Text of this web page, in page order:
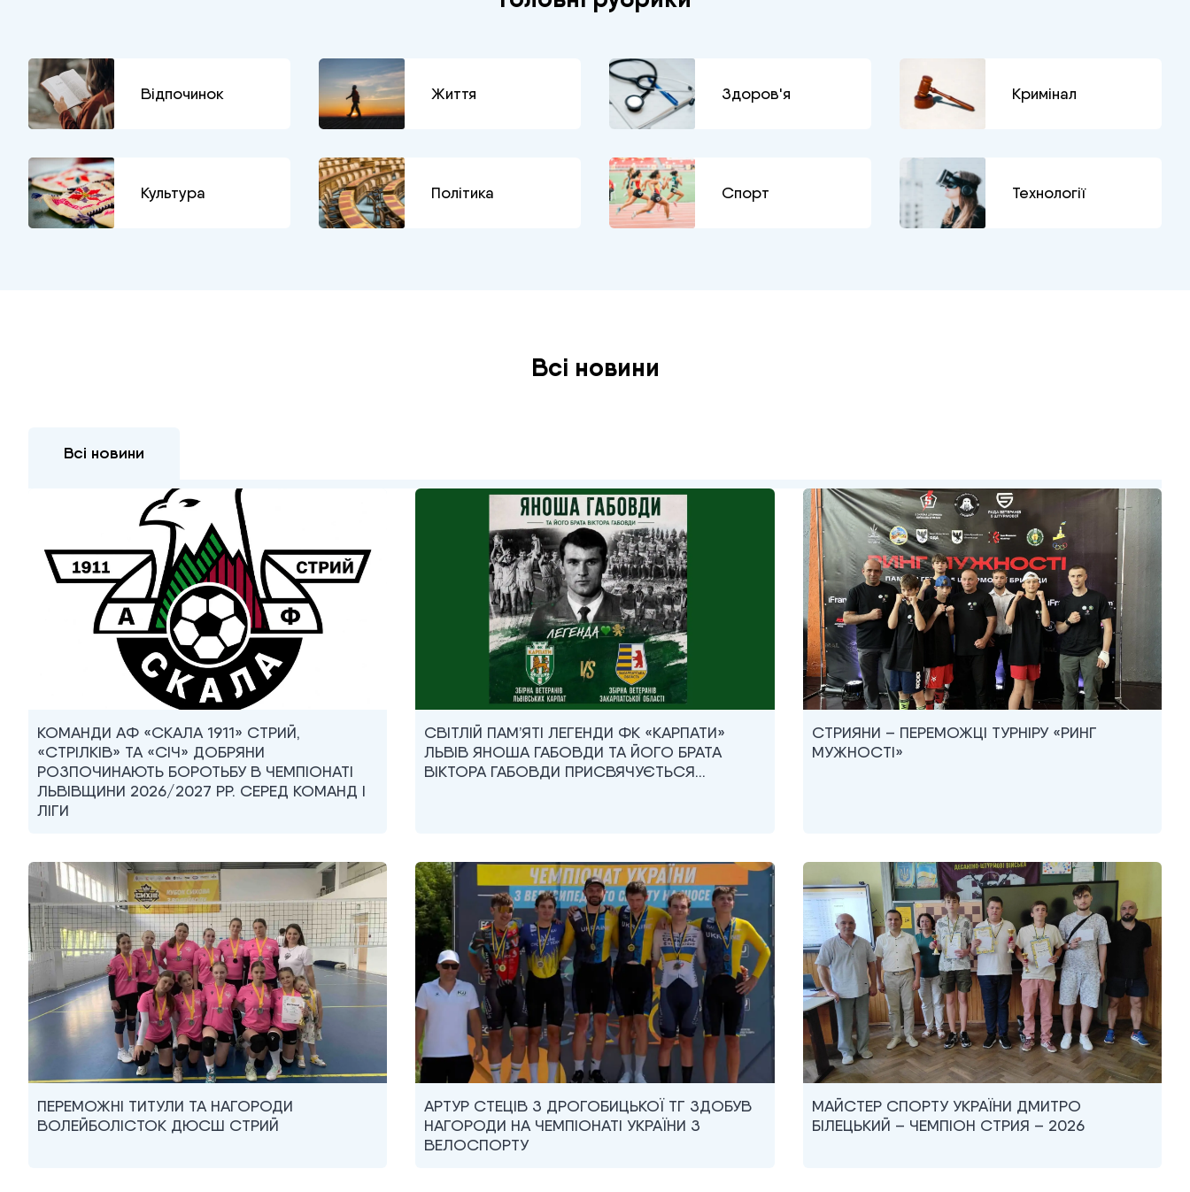
Відпочинок Життя Здоров'я Кримінал
Культура Політика Спорт Технології
Всі новини
Всі новини
КОМАНДИ АФ «СКАЛА 1911» СТРИЙ,
«СТРІЛКІВ» ТА «СІЧ» ДОБРЯНИ
РОЗПОЧИНАЮТЬ БОРОТЬБУ В ЧЕМПІОНАТІ
ЛЬВІВЩИНИ 2026/2027 РР. СЕРЕД КОМАНД I
ЛІГИ
СВІТЛІЙ ПАМ’ЯТІ ЛЕГЕНДИ ФК «КАРПАТИ»
ЛЬВІВ ЯНОША ГАБОВДИ ТА ЙОГО БРАТА
ВІКТОРА ГАБОВДИ ПРИСВЯЧУЄТЬСЯ…
СТРИЯНИ – ПЕРЕМОЖЦІ ТУРНІРУ «РИНГ
МУЖНОСТІ»
ПЕРЕМОЖНІ ТИТУЛИ ТА НАГОРОДИ
ВОЛЕЙБОЛІСТОК ДЮСШ СТРИЙ
АРТУР СТЕЦІВ З ДРОГОБИЦЬКОЇ ТГ ЗДОБУВ
НАГОРОДИ НА ЧЕМПІОНАТІ УКРАЇНИ З
ВЕЛОСПОРТУ
МАЙСТЕР СПОРТУ УКРАЇНИ ДМИТРО
БІЛЕЦЬКИЙ – ЧЕМПІОН СТРИЯ – 2026